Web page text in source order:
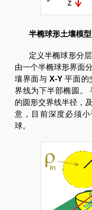
半椭球形土壤模型
定义半椭球形分
由一个半椭球形界面
壤界面与 X-Y平面的
界线为下半部椭圆。
的圆形交界线半径，
意，目前深度必须
球。